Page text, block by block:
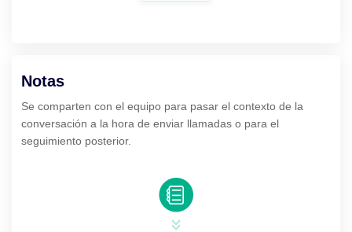
Notas
Se comparten con el equipo para pasar el contexto de la
conversación a la hora de enviar llamadas o para el
seguimiento posterior.